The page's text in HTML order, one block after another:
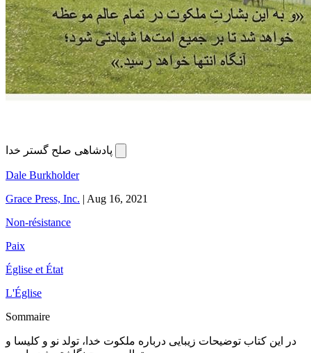
Dale Burkholder
Grace Press, Inc. | Aug 16, 2021
Non-résistance
Paix
Église et État
L'Église
Sommaire
در این کتاب توضیحات زیبایی درباره ملکوت خدا، تولد نو و کلیسا و